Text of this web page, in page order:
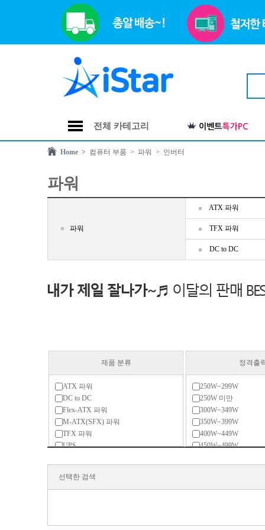
전체 카테고리
Home > 컴퓨터 부품 > 파워 > 인버터
파워
파워
ATX 파워
TFX 파워
DC to DC
제품 분류
ATX 파워
DC to DC
Flex-ATX 파워
M-ATX(SFX) 파워
TFX 파워
UPS
전용 액세서리
정격출
250W~299W
250W 미만
300W~349W
350W~399W
400W~449W
450W~499W
1300W~1599W
선택한 검색